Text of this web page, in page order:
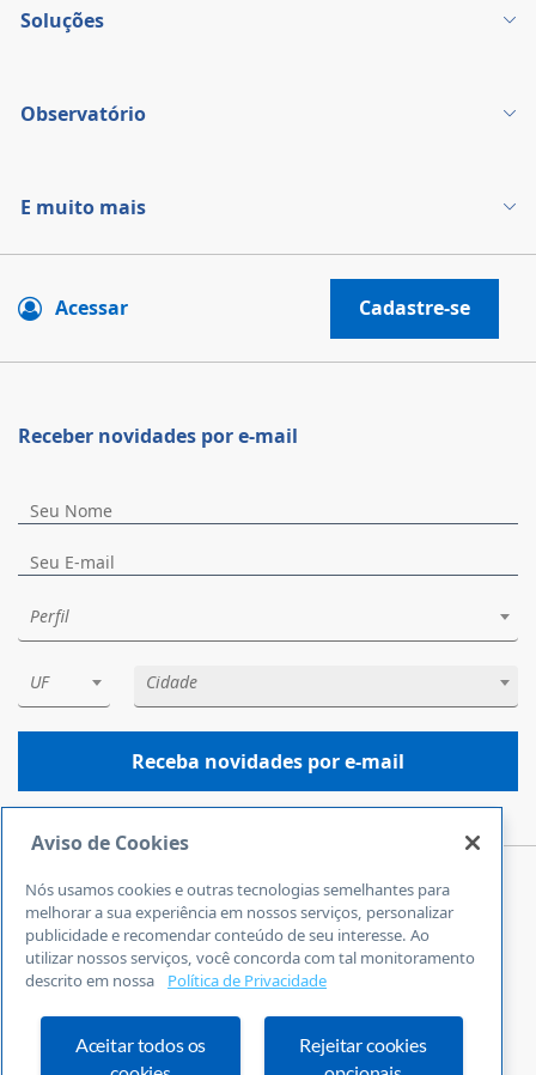
Soluções
Observatório
E muito mais
Acessar Cadastre-se
Central de Atendimento
0800 570 0800
24 horas por dia
Fale Conosco
Ouvidoria
Receber novidades por e-mail
Perfil
UF Cidade
Receba novidades por e-mail
Aviso de Cookies
Nós usamos cookies e outras tecnologias semelhantes para
melhorar a sua experiência em nossos serviços, personalizar
publicidade e recomendar conteúdo de seu interesse. Ao
utilizar nossos serviços, você concorda com tal monitoramento
descrito em nossa
Política de Privacidade
Aceitar todos os
Rejeitar cookies